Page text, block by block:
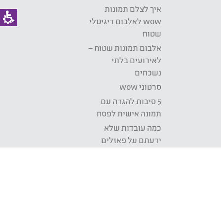
איך לצלם תמונות
wow לאלבום דיגיטלי
שטוח
אלבום תמונות שטוח –
לאירועים בלתי
נשכחים
סרטוני wow
5 סיבות להגדה עם
תמונה אישית לפסח
כמה עובדות שלא
ידעתם על פאזלים